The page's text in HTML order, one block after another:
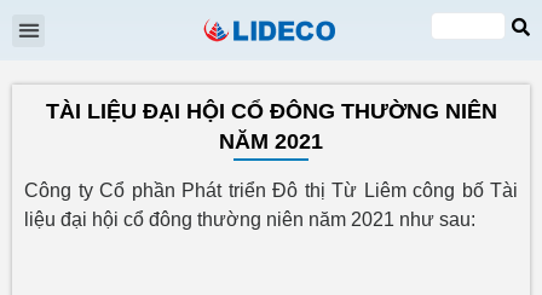
EN
VI
TÀI LIỆU ĐẠI HỘI CỔ ĐÔNG THƯỜNG NIÊN
NĂM 2021
Công ty Cổ phần Phát triển Đô thị Từ Liêm công bố Tài
liệu đại hội cổ đông thường niên năm 2021 như sau: